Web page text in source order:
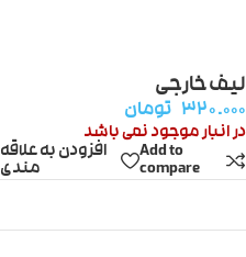
لیف خارجی
۳۲۰.۰۰۰ تومان
در انبار موجود نمی باشد
Add to
compare
افزودن به علاقه
مندی